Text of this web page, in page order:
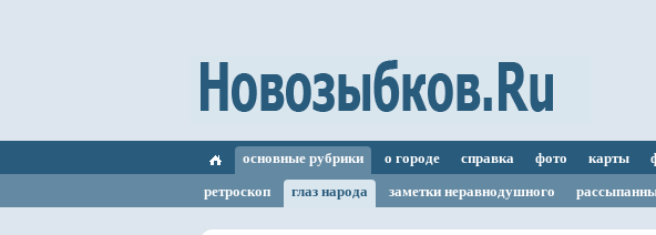
основные рубрики о городе справка фото карты
ретроскоп
глаз народа заметки неравнодушного